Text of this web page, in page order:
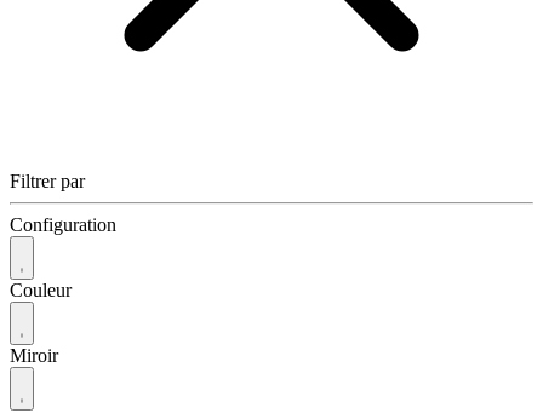
Filtrer par
Configuration
Couleur
Miroir